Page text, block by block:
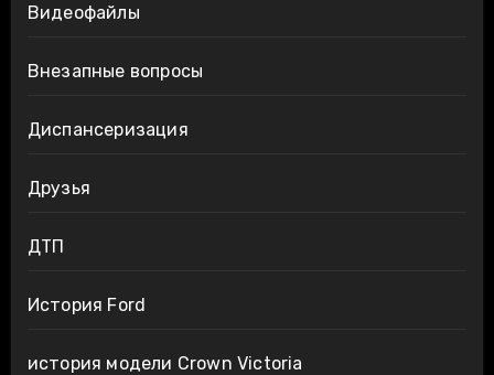
Видеофайлы
Внезапные вопросы
Диспансеризация
Друзья
ДТП
История Ford
история модели Crown Victoria